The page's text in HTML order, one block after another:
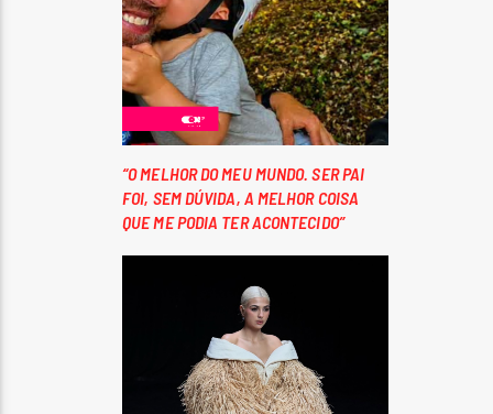
“O MELHOR DO MEU MUNDO. SER PAI
FOI, SEM DÚVIDA, A MELHOR COISA
QUE ME PODIA TER ACONTECIDO”